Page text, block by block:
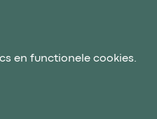
en functionele cookies.